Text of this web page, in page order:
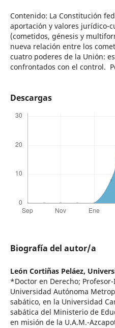
Contenido: La Constitución
aportación y valores jurídico-
(cometidos, génesis y
nueva relación entre los
cuatro poderes de la Unión:
confrontados con el control.
Descargas
Biografía del autor/a
León Cortiñas Peláez,
*Doctor en Derecho;
Universidad Autónoma
sabático, en la Universidad
sabática del Ministerio de
en misión de la U.A.M.-